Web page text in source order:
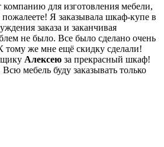
для изготовления мебели,
Я заказывала шкаф-купе в
заказа и заканчивая
не было. Все было сделано очень
тому же мне ещё скидку сделали!
Алексею за прекрасный шкаф!
мебель буду заказывать только